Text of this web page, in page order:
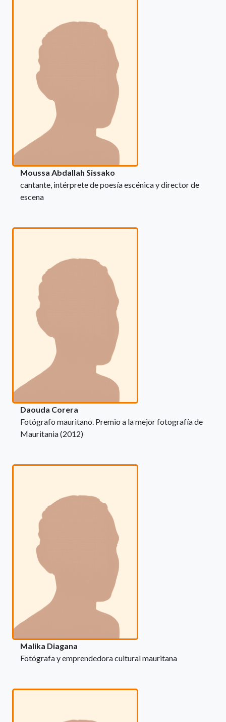
Moussa Abdallah Sissako
cantante, intérprete de poesía escénica y director de
escena
Daouda Corera
Fotógrafo mauritano. Premio a la mejor fotografía de
Mauritania (2012)
Malika Diagana
Fotógrafa y emprendedora cultural mauritana